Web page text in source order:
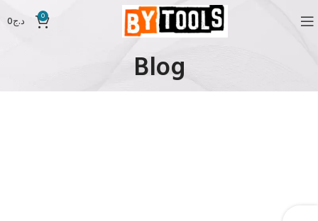
0 د.ج0
Blog